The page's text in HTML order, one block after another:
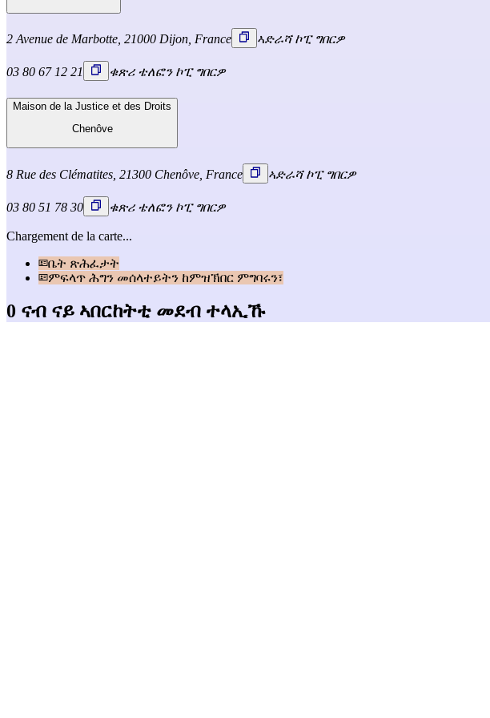
2 Avenue de Marbotte, 21000 Dijon, France ኣድራሻ ኮፒ ግበርዎ
03 80 67 12 21 ቁጽሪ ቴለፎን ኮፒ ግበርዎ
Maison de la Justice et des Droits
Chenôve
8 Rue des Clématites, 21300 Chenôve, France ኣድራሻ ኮፒ ግበርዎ
03 80 51 78 30 ቁጽሪ ቴለፎን ኮፒ ግበርዎ
Chargement de la carte...
ቤት ጽሕፈታት
ምፍላጥ ሕግን መሰላተይትን ከምዝኽበር ምግባሩን፣
0 ናብ ናይ ኣበርከትቲ መደብ ተላኢኹ